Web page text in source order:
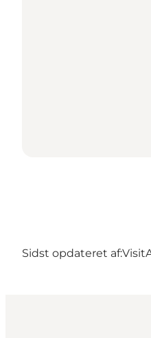
Sidst opdateret af: